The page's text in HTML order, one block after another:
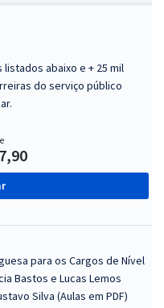
abaixo e + 25 mil
do serviço público
para os Cargos de Nível
Bastos e Lucas Lemos
Silva (Aulas em PDF)